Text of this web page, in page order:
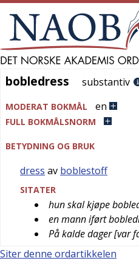
bobledress
bobledress substantiv
MODERAT BOKMÅL en
FULL BOKMÅLSNORM
BETYDNING OG BRUK
dress av boblestoff
SITATER
hun skal kjøpe
en mann iført
På kalde dager [var
Siter denne ordartikkelen